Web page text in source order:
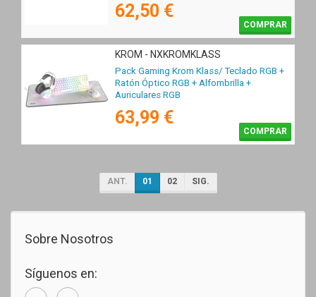
62,50 €
COMPRAR
KROM - NXKROMKLASS
Pack Gaming Krom Klass/ Teclado RGB +
Ratón Óptico RGB + Alfombrilla +
Auriculares RGB
63,99 €
COMPRAR
ANT. 01 02 SIG.
Sobre Nosotros
Síguenos en: